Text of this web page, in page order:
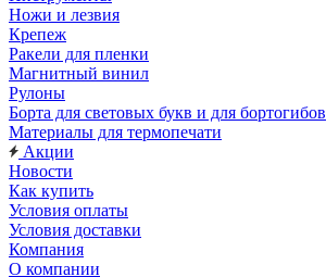
Ножи и лезвия
Крепеж
Ракели для пленки
Магнитный винил
Рулоны
Борта для световых букв и для бортогибов
Материалы для термопечати
Акции
Новости
Как купить
Условия оплаты
Условия доставки
Компания
О компании